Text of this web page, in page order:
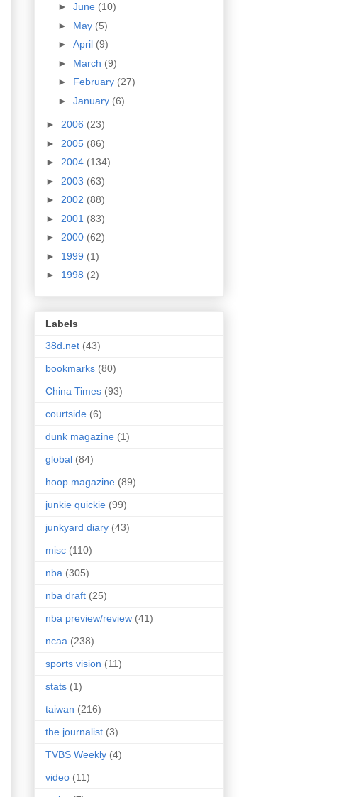
► June (10)
► May (5)
► April (9)
► March (9)
► February (27)
► January (6)
► 2006 (23)
► 2005 (86)
► 2004 (134)
► 2003 (63)
► 2002 (88)
► 2001 (83)
► 2000 (62)
► 1999 (1)
► 1998 (2)
Labels
38d.net (43)
bookmarks (80)
China Times (93)
courtside (6)
dunk magazine (1)
global (84)
hoop magazine (89)
junkie quickie (99)
junkyard diary (43)
misc (110)
nba (305)
nba draft (25)
nba preview/review (41)
ncaa (238)
sports vision (11)
stats (1)
taiwan (216)
the journalist (3)
TVBS Weekly (4)
video (11)